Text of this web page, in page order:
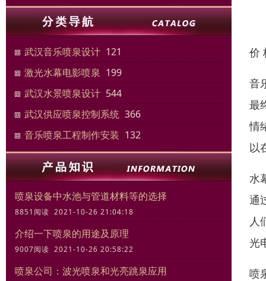
武汉音乐喷泉设计 121
激光水幕电影喷泉 199
武汉水景喷泉设计 544
武汉供应喷泉控制系统 366
音乐喷泉工程制作安装 132
喷泉设备中水池与管道材料等的选择
8851阅读 2021-10-26 21:04:18
介绍一下喷泉的用途及原理
9007阅读 2021-10-26 20:58:22
喷泉公司：波光喷泉和光亮跳泉应用
价
音
最
情
以
水
通
人
光
喷